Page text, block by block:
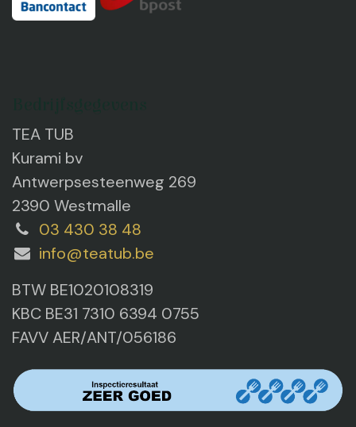
TEA TUB
Kurami bv
Antwerpsesteenweg 269
2390 Westmalle
03 430 38 48
info@teatub.be
BTW BE1020108319
KBC BE31 7310 6394 0755
FAVV AER/ANT/056186